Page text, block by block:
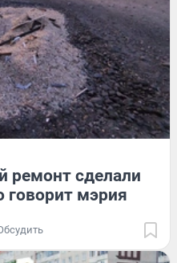
ремонт сделали
говорит мэрия